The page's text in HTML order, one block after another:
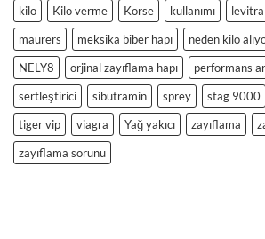
kilo
Kilo verme Korse kullanımı levitra
maurers
meksika biber hapı neden kilo
NELY8
orjinal zayıflama hapı performans
sertleştirici
sibutramin sprey stag 9000
tiger vip
viagra Yağ yakıcı zayıflama
zayıflama sorunu